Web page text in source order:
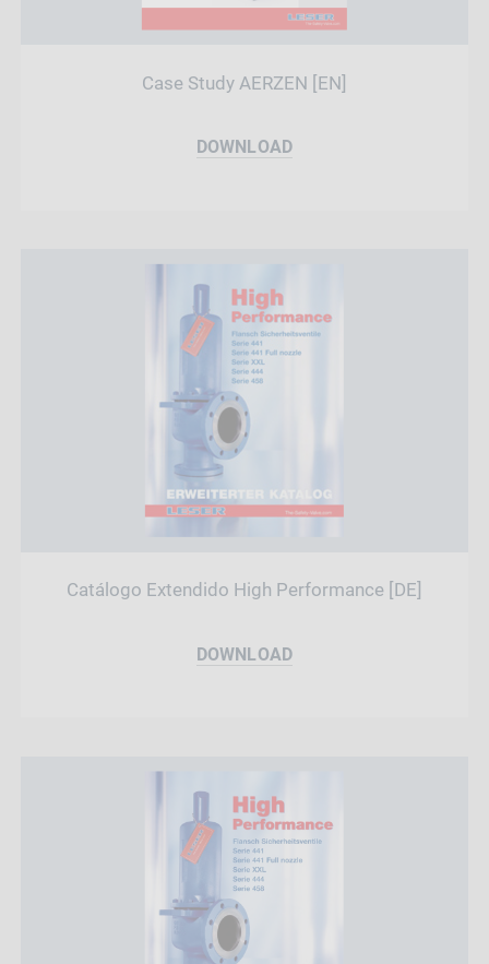
Case Study AERZEN [EN]
DOWNLOAD
Catálogo Extendido High Performance [DE]
DOWNLOAD